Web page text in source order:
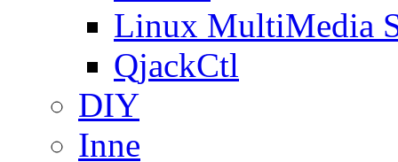
Linux MultiMedia
QjackCtl
DIY
Inne